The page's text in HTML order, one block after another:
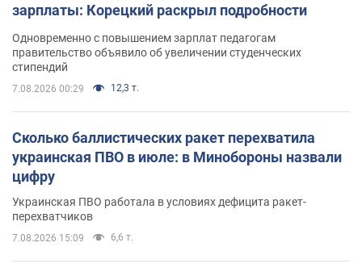
зарплаты: Корецкий раскрыл подробности
Одновременно с повышением зарплат педагогам
правительство объявило об увеличении студенческих
стипендий
7.08.2026 00:29 12,3 т.
Сколько баллистических ракет перехватила
украинская ПВО в июле: в Минобороны назвали
цифру
Украинская ПВО работала в условиях дефицита ракет-
перехватчиков
7.08.2026 15:09 6,6 т.